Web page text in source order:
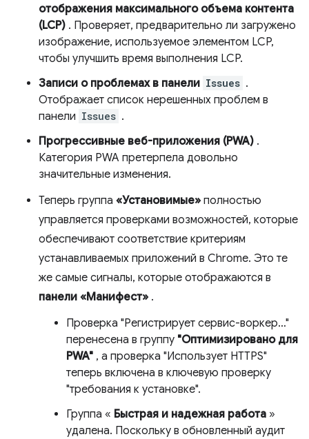
отображения максимального объема контента
(LCP) . Проверяет, предварительно ли загружено
изображение, используемое элементом LCP,
чтобы улучшить время выполнения LCP.
Записи о проблемах в панели Issues .
Отображает список нерешенных проблем в
панели Issues .
Прогрессивные веб-приложения (PWA) .
Категория PWA претерпела довольно
значительные изменения.
Теперь группа «Установимые» полностью
управляется проверками возможностей, которые
обеспечивают соответствие критериям
устанавливаемых приложений в Chrome. Это те
же самые сигналы, которые отображаются в
панели «Манифест» .
Проверка "Регистрирует сервис-воркер…"
перенесена в группу "Оптимизировано для
PWA" , а проверка "Использует HTTPS"
теперь включена в ключевую проверку
"требования к установке".
Группа « Быстрая и надежная работа »
удалена. Поскольку в обновленный аудит